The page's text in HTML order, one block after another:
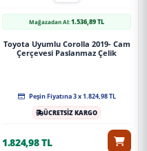
Mağazadan Al:1.536,89 TL
Toyota Uyumlu Corolla 2019- Cam
Çerçevesi Paslanmaz Çelik
Peşin Fiyatına 3 x 1.824,98 TL
ÜCRETSİZ KARGO
1.824,98 TL